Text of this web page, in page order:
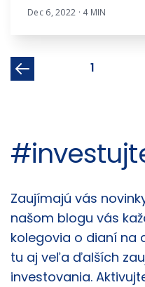
Dec 6, 2022 · 4 MIN
1
Články
Zaujímajú vás
našom blogu vás
kolegovia o dianí na
tu aj veľa ďalších
investovania.